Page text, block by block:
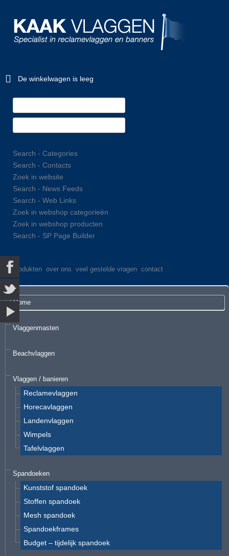
De winkelwagen is leeg
Search - Categories
Search - Contacts
Zoek in website
Search - News Feeds
Search - Web Links
Zoek in webshop categorieën
Zoek in webshop producten
Search - SP Page Builder
produkten over ons veel gestelde vragen contact
Home
Vlaggenmasten
Beachvlaggen
Vlaggen / banieren
Reclamevlaggen
Horecavlaggen
Landenvlaggen
Wimpels
Tafelvlaggen
Spandoeken
Kunststof spandoek
Stoffen spandoek
Mesh spandoek
Spandoekframes
Budget – tijdelijk spandoek